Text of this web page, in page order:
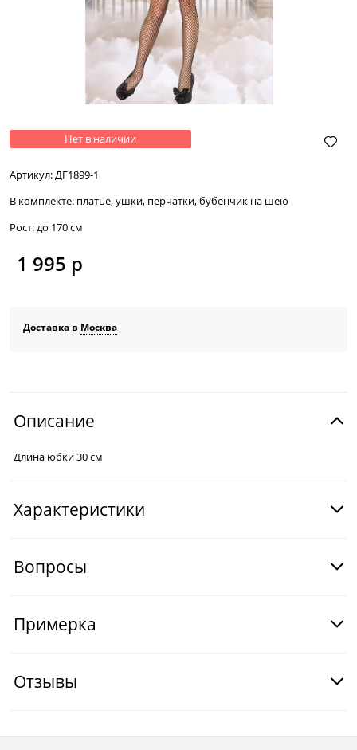
Нет в наличии
Артикул:ДГ1899-1
В комплекте: платье, ушки, перчатки, бубенчик на шею
Рост:до 170 см
1 995 р
Доставка в Москва
Описание
Длина юбки 30 см
Характеристики
Вопросы
Примерка
Отзывы